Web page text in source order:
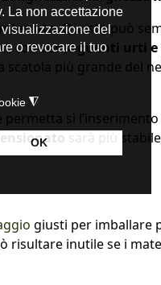
. Questo può
conconseguenti urti
scatola più grande del
permetta sì
sarà più
giusti per imballare
risultare inutile se i